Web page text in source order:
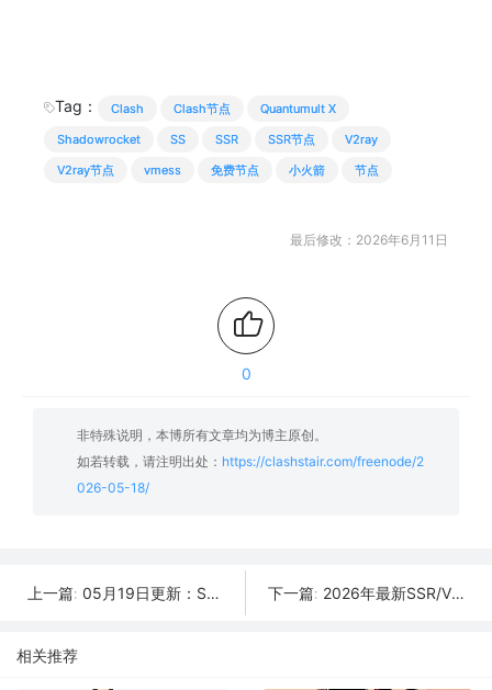
Tag： Clash Clash节点
Quantumult X
Shadowrocket
SS SSR SSR节点
V2ray
V2ray节点
vmess 免费节点 小火箭 节点
最后修改：2026年6月11日
0
非特殊说明，本博所有文章均为博主原创。
如若转载，请注明出处： https://clashstair.com/freenode/2
026-05-18/
上一篇: 05月19日更新：SSR/V2Ray/Clash可用节点49条分享 下一篇: 2026年最新SSR/V2Ray/Clash节点分享 | 05月17日实时可用
相关推荐